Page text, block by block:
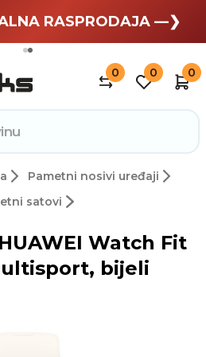
odmor —❯
RASPRODAJA —❯
0 0 0
Pametni nosivi uređaji
satovi
Watch Fit
bijeli